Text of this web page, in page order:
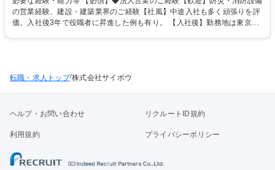
は同行からスタート。【魅力】■研修が3～6ヶ月あり商材を理解してから
営業ができます(本社埼玉で行う場合も有)■災害も増えており設備導入を考
年未満向け☆防災設備の点検工事提案
の営業経験、建設・建築業界のご経験【社風】中途入社も多く頑張りを評
価。入社後3年で役職者に昇進した例も有り。 【入社後】勤務地は東京支
備品の提供をきっかけに、地域への「防災といえばサイボウ」という知名
転職・求人トップ/株式会社サイボウ
ヘルプ・お問い合わせ リクルートID規約
利用規約 プライバシーポリシー